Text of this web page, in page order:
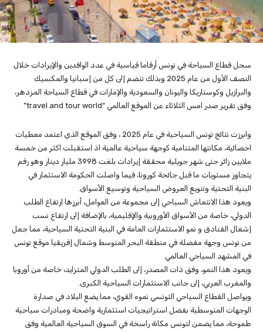
سجل قطاع السياحة في تونس أرقاما قياسية في عدد الوافدين والإيرادات خلال
النصف الأول من عام 2025 وبذلك تنضم إلى كل من إسبانيا والمكسيك
والبرازيل وكوستاريكا واليونان والسعودية والإمارات في قطاع السياحة المزدهر،
وفق تقرير صدر امس الثلاثاء عن الموقع العالمي “travel and tour world”
وابرزت نتائج تونس السياحية في عام 2025 ، وفق الموقع الذي اعتمد معطيات
احصائية، مكانتها المتنامية كوجهة سياحية عالمية اذ استقبلت اكثر من خمسة
ملايين زائر حتى شهر جويلية محققة إيرادات بلغت 3998 مليار دينار وهو رقم
يتجاوز مستويات ما قبل جائحة كورونا، فيما واصلت الحكومة الاستثمار في
البنية التحتية وتنويع العروض السياحية وتوسيع الأسواق.
ويعود هذا الانتعاش السياحي إلى مجموعة من العوامل، أبرزها ارتفاع الطلب
الدولي، خاصة من الأسواق الأوروبية والإقليمية، بالإضافة إلى ارتفاع نسب
إشغال الفنادق و نمو الاستثمارات العامة في البنية التحتية السياحية، مما جعل
من تونس وجهة مفضلة في منطقة البحر المتوسط وشمال إفريقيا موقع تونس
في المشهد السياحي العالمي
ويعود هذا النمو، وفق ذات المصدر، إلى الطلب الدولي المتزايد، خاصة من أوروبا
والمغرب العربي، إلى جانب الاستثمارات السياحية الكبرى.
ويواصل القطاع السياحي التونسي نموه القوي، مما يضع البلاد في صدارة
الوجهات المتوسطية بفضل استراتيجيات استثمارية واضحة ومبادرات سياحية
طموحة، مما يضمن لتونس مكانة راسخة في السوق السياحية العالمية وفق